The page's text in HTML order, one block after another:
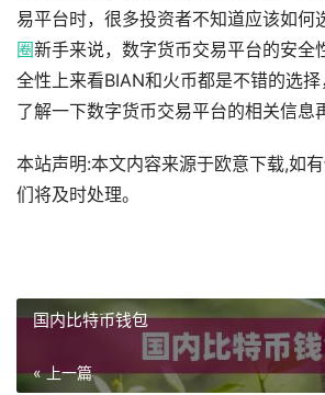
易平台时，很多投资者不知道应该如何
圈新手来说，数字货币交易平台的安全
全性上来看BIAN和火币都是不错的选
了解一下数字货币交易平台的相关信息
本站声明:本文内容来源于欧意下载,如
们将及时处理。
国内比特币钱包
« 上一篇